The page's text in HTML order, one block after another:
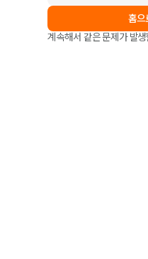
홈으
계속해서 같은 문제가 발